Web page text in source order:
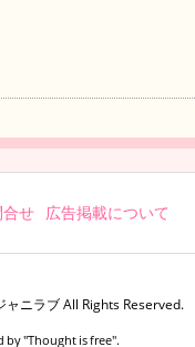
合せ 広告掲載について
ャニラブAll Rights Reserved.
by "Thought is free".